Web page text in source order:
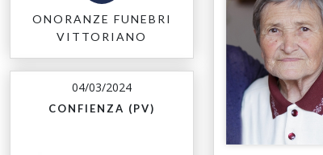
ONORANZE FUNEBRI
VITTORIANO
04/03/2024
CONFIENZA (PV)